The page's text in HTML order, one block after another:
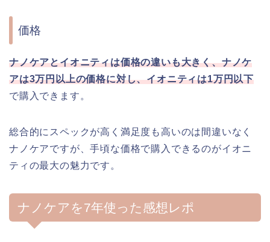
価格
ナノケアとイオニティは価格の違いも大きく、ナノケ
アは3万円以上の価格に対し、イオニティは1万円以下
で購入できます。
総合的にスペックが高く満足度も高いのは間違いなく
ナノケアですが、手頃な価格で購入できるのがイオニ
ティの最大の魅力です。
ナノケアを7年使った感想レポ